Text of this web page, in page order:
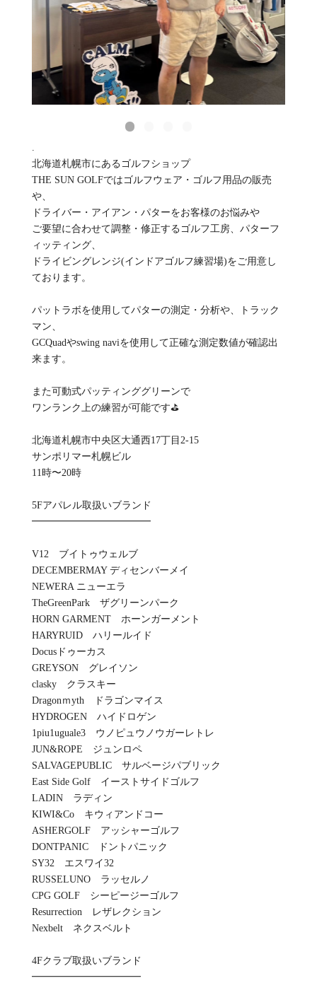
北海道札幌市にあるゴルフショップ
THE SUN GOLFではゴルフウェア・ゴルフ用品の販売
や、
ドライバー・アイアン・パターをお客様のお悩みや
ご要望に合わせて調整・修正するゴルフ工房、パターフ
ィッティング、
ドライビングレンジ(インドアゴルフ練習場)をご用意し
ております。
パットラボを使用してパターの測定・分析や、トラック
マン、
GCQuadやswing naviを使用して正確な測定数値が確認出
来ます。
また可動式パッティンググリーンで
ワンランク上の練習が可能です⛳️
北海道札幌市中央区大通西17丁目2-15
サンポリマー札幌ビル
11時〜20時
5Fアパレル取扱いブランド
━━━━━━━━━━━━
V12 ブイトゥウェルブ
DECEMBERMAY ディセンバーメイ
NEWERA ニューエラ
TheGreenPark ザグリーンパーク
HORN GARMENT ホーンガーメント
HARYRUID ハリールイド
Docusドゥーカス
GREYSON グレイソン
clasky クラスキー
Dragonｍyth ドラゴンマイス
HYDROGEN ハイドロゲン
1piu1uguale3 ウノピュウノウガーレトレ
JUN&ROPE ジュンロペ
SALVAGEPUBLIC サルベージパブリック
East Side Golf イーストサイドゴルフ
LADIN ラディン
KIWI&Co キウィアンドコー
ASHERGOLF アッシャーゴルフ
DONTPANIC ドントパニック
SY32 エスワイ32
RUSSELUNO ラッセルノ
CPG GOLF シーピージーゴルフ
Resurrection レザレクション
Nexbelt ネクスベルト
4Fクラブ取扱いブランド
━━━━━━━━━━━